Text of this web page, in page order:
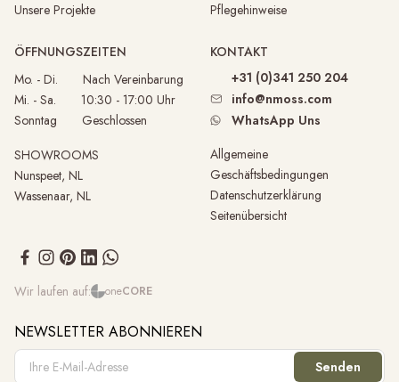
Unsere Projekte
Pflegehinweise
ÖFFNUNGSZEITEN
Mo. - Di. Nach Vereinbarung
Mi. - Sa. 10:30 - 17:00 Uhr
Sonntag Geschlossen
SHOWROOMS
Nunspeet, NL
Wassenaar, NL
KONTAKT
+31 (0)341 250 204
info@nmoss.com
WhatsApp Uns
Allgemeine
Geschäftsbedingungen
Datenschutzerklärung
Seitenübersicht
NEWSLETTER ABONNIEREN
Senden
Wir laufen auf: oneCORE